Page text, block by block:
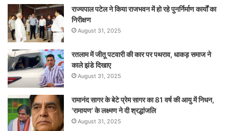
राज्यपाल पटेल ने किया राजभवन में हो रहे पुनर्निर्माण कार्यों का
निरीक्षण
August 31, 2025
रतलाम में जीतू पटवारी की कार पर पथराव, धाकड़ समाज ने
काले झंडे दिखाए
August 31, 2025
रामानंद सागर के बेटे प्रेम सागर का 81 वर्ष की आयु में निधन,
‘रामायण’ के लक्ष्मण ने दी श्रद्धांजलि
August 31, 2025